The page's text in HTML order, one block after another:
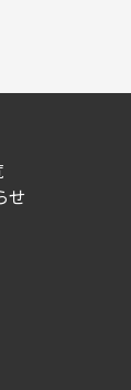
せ